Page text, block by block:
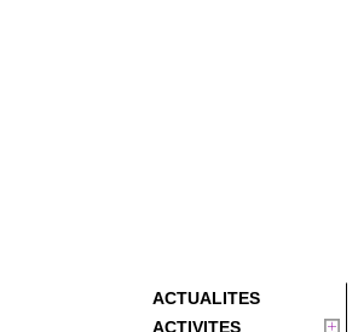
ACTUALITES
ACTIVITES